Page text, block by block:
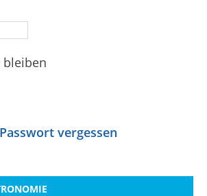
bleiben
Passwort vergessen